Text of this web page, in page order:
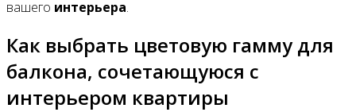
вашего интерьера.
Как выбрать цветовую гамму для
балкона, сочетающуюся с
интерьером квартиры